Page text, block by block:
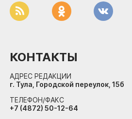
КОНТАКТЫ
АДРЕС РЕДАКЦИИ
г. Тула, Городской переулок, 15б
ТЕЛЕФОН/ФАКС
+7 (4872) 50-12-64